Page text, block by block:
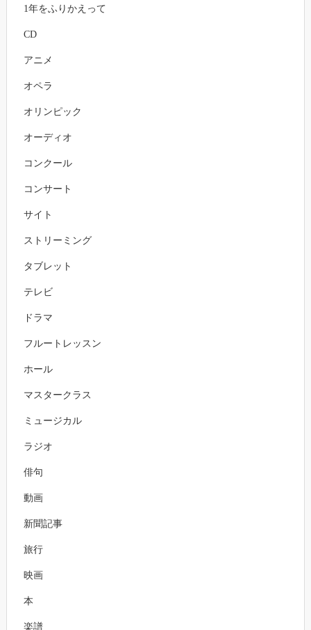
1年をふりかえって
CD
アニメ
オペラ
オリンピック
オーディオ
コンクール
コンサート
サイト
ストリーミング
タブレット
テレビ
ドラマ
フルートレッスン
ホール
マスタークラス
ミュージカル
ラジオ
俳句
動画
新聞記事
旅行
映画
本
楽譜